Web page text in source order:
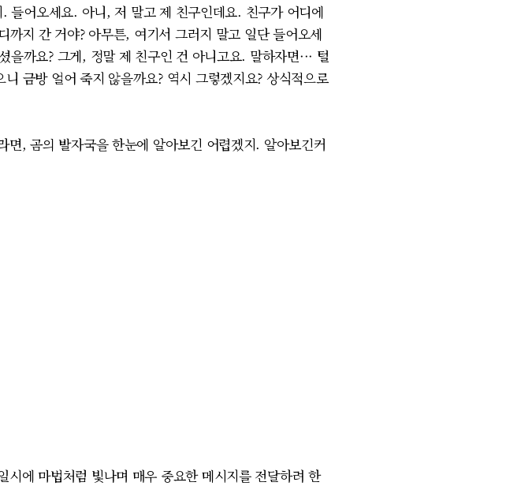
들어오세요. 아니, 저 말고 제 친구인데요. 친구가 어디에
지 간 거야? 아무튼, 여기서 그러지 말고 일단 들어오세
까요? 그게, 정말 제 친구인 건 아니고요. 말하자면··· 털
금방 얼어 죽지 않을까요? 역시 그렇겠지요? 상식적으로
, 곰의 발자국을 한눈에 알아보긴 어렵겠지. 알아보긴커
에 마법처럼 빛나며 매우 중요한 메시지를 전달하려 한